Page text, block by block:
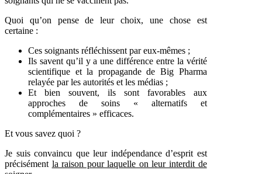
Quoi qu’on pense de leur choix, une chose est
certaine :
Ces soignants réfléchissent par eux-mêmes ;
Ils savent qu’il y a une différence entre la vérité
scientifique et la propagande de Big Pharma
relayée par les autorités et les médias ;
Et bien souvent, ils sont favorables aux
approches de soins « alternatifs et
complémentaires » efficaces.
Et vous savez quoi ?
Je suis convaincu que leur indépendance d’esprit est
précisément la raison pour laquelle on leur interdit de